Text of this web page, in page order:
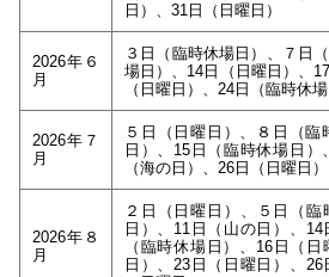
日）、31日（日曜日）
2026年６
月
３日（臨時休場日）、７日
場日）、14日（日曜日）、
（日曜日）、24日（臨時休
2026年７
月
５日（日曜日）、８日（
日）、15日（臨時休場日）
（海の日）、26日（日曜日
2026年８
月
２日（日曜日）、５日（
日）、11日（山の日）、
（臨時休場日）、16日（
日）、23日（日曜日）、